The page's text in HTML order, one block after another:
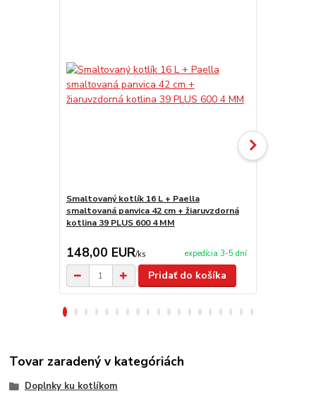
Smaltovaný kotlík 16 L + Paella
smaltovaná panvica 42 cm + žiaruvzdorná
kotlina 39 PLUS 600 4 MM
148,00 EUR/ks expedícia 3-5 dní
Pridať do košíka
Tovar zaradený v kategóriách
Doplnky ku kotlíkom